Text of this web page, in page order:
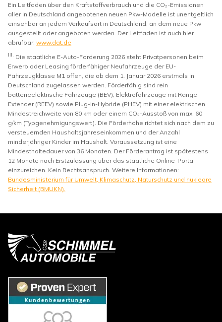
Ein Leitfaden über den Kraftstoffverbrauch und die CO₂-Emissionen
aller in Deutschland angebotenen neuen Pkw-Modelle ist unentgeltlich
einsehbar an jedem Verkaufsort in Deutschland, an dem neue Pkw
ausgestellt oder angeboten werden. Der Leitfaden ist auch hier
abrufbar: www.dat.de
III. Die staatliche E-Auto-Förderung 2026 steht Privatpersonen beim
Erwerb oder Leasing förderfähiger Neufahrzeuge der EU-
Fahrzeugklasse M1 offen, die ab dem 1. Januar 2026 erstmals in
Deutschland zugelassen werden. Förderfähig sind rein
batterieelektrische Fahrzeuge (BEV), Elektrofahrzeuge mit Range-
Extender (REEV) sowie Plug-in-Hybride (PHEV) mit einer elektrischen
Mindestreichweite von 80 km oder einem CO₂-Ausstoß von max. 60
g/km (Typgenehmigungswert). Die Förderhöhe richtet sich nach dem zu
versteuernden Haushaltsjahreseinkommen und der Anzahl
minderjähriger Kinder im Haushalt. Voraussetzung ist eine
Mindesthaltedauer von 36 Monaten. Der Förderantrag ist spätestens
12 Monate nach Erstzulassung über das staatliche Online-Portal
einzureichen. Kein Rechtsanspruch. Weitere Informationen:
Bundesministerium für Umwelt, Klimaschutz, Naturschutz und nukleare
Sicherheit (BMUKN).